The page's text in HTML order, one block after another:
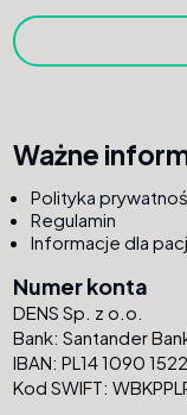
Ważne
Polityka
Regulamin
Informacje dla
Numer konta
DENS Sp. z o.o.
Bank: Santander
IBAN: PL14 1090
Kod SWIFT: